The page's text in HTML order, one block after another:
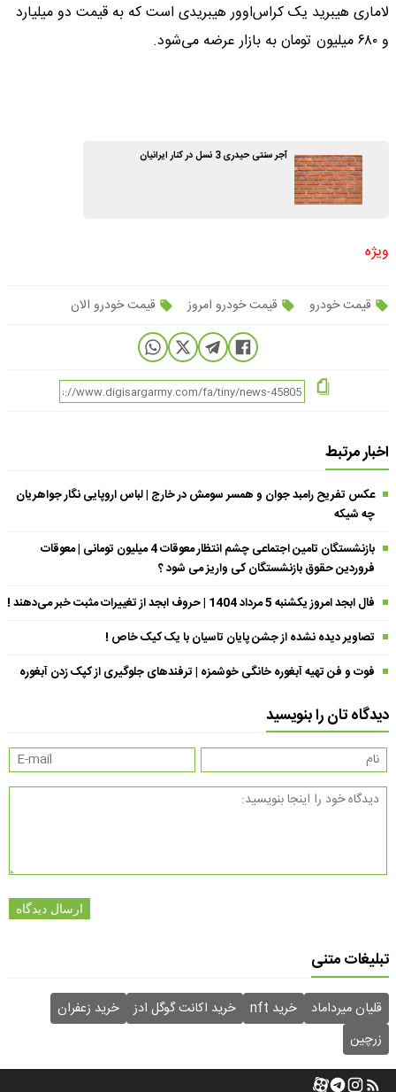
لاماری هیبرید یک کراس‌اوور هیبریدی است که به قیمت دو میلیارد
و ۶۸۰ میلیون تومان به بازار عرضه می‌شود.
آجر سنتی حیدری 3 نسل در کنار ایرانیان
ویژه
قیمت خودرو قیمت خودرو امروز قیمت خودرو الان
اخبار مرتبط
عکس تفریح رامبد جوان و همسر سومش در خارج | لباس اروپایی نگار جواهریان
چه شیکه
بازنشستگان تامین اجتماعی چشم انتظار معوقات 4 میلیون تومانی | معوقات
فروردین حقوق بازنشستگان کی واریز می شود ؟
فال ابجد امروز یکشنبه 5 مرداد 1404 | حروف ابجد از تغییرات مثبت خبر می‌دهند !
تصاویر دیده نشده از جشن پایان تاسیان با یک کیک خاص !
فوت و فن تهیه آبغوره خانگی خوشمزه | ترفندهای جلوگیری از کپک زدن آبغوره
دیدگاه تان را بنویسید
ارسال دیدگاه
تبلیغات متنی
قلیان میرداماد خرید nft خرید اکانت گوگل ادز
خرید زعفران
زرچین